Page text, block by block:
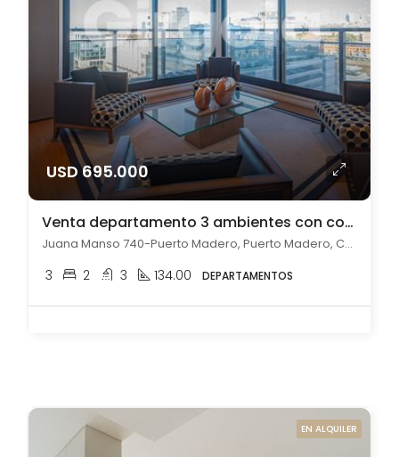
USD 695.000
Venta departamento 3 ambientes con cochera en Puerto Madero
Juana Manso 740-Puerto Madero, Puerto Madero, Capital Federal
3 2 3 134.00 DEPARTAMENTOS
EN ALQUILER